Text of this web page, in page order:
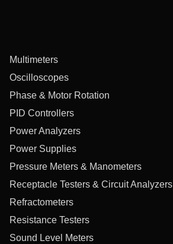
Multimeters
Oscilloscopes
Phase & Motor Rotation
PID Controllers
Power Analyzers
Power Supplies
Pressure Meters & Manometers
Receptacle Testers & Circuit Analyzers
Refractometers
Resistance Testers
Sound Level Meters